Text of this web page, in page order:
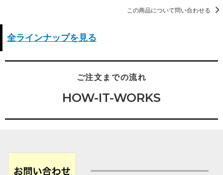
この商品について問い合わせる
全ラインナップを見る
ご注文までの流れ
HOW-IT-WORKS